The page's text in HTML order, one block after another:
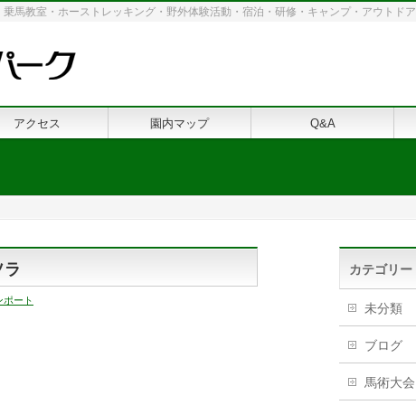
馬教室・ホーストレッキング・野外体験活動・宿泊・研修・キャンプ・アウトドア
アクセス 園内マップ Q&A
ポート
カテゴリー
未分類
ブログ
馬術大会